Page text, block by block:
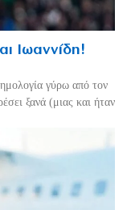
Ιωαννίδη!
γύρω από τον
ξανά (μιας και ήταν